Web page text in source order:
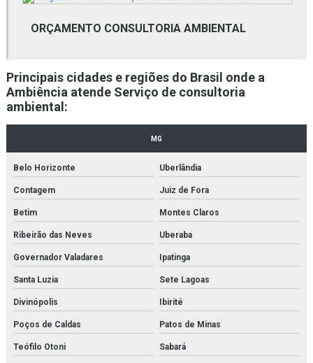
Empresa de gestão de resíduos mg
Empresa de laudo ambiental bh
Empresas de consultoria ambiental
Empresas de licenciamento ambiental
Empresas que fazem licenciamento ambiental
Empresas que trabalham com gestão ambiental
Estudos ambientais
ORÇAMENTO CONSULTORIA AMBIENTAL
Principais cidades e regiões do Brasil onde a
Ambiência atende Serviço de consultoria
ambiental:
MG
Belo Horizonte Uberlândia
Contagem Juiz de Fora
Betim Montes Claros
Ribeirão das Neves Uberaba
Governador Valadares Ipatinga
Santa Luzia Sete Lagoas
Divinópolis Ibirité
Poços de Caldas Patos de Minas
Teófilo Otoni Sabará